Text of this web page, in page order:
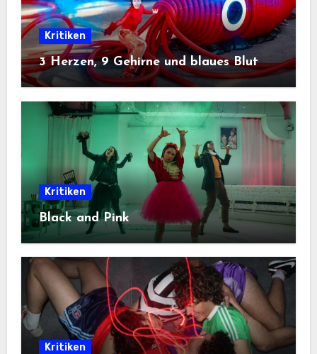
Kritiken
3 Herzen, 9 Gehirne und blaues Blut
Kritiken
Black and Pink
Kritiken